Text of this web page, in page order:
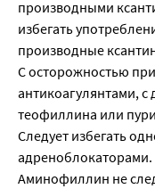
производными
избегать
производные
С осторожностью
антикоагулянтами,
теофиллина или
Следует избегать
адреноблокаторами.
Аминофиллин не